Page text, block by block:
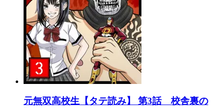
元無双高校生【タテ読み】 第3話 校舎裏の